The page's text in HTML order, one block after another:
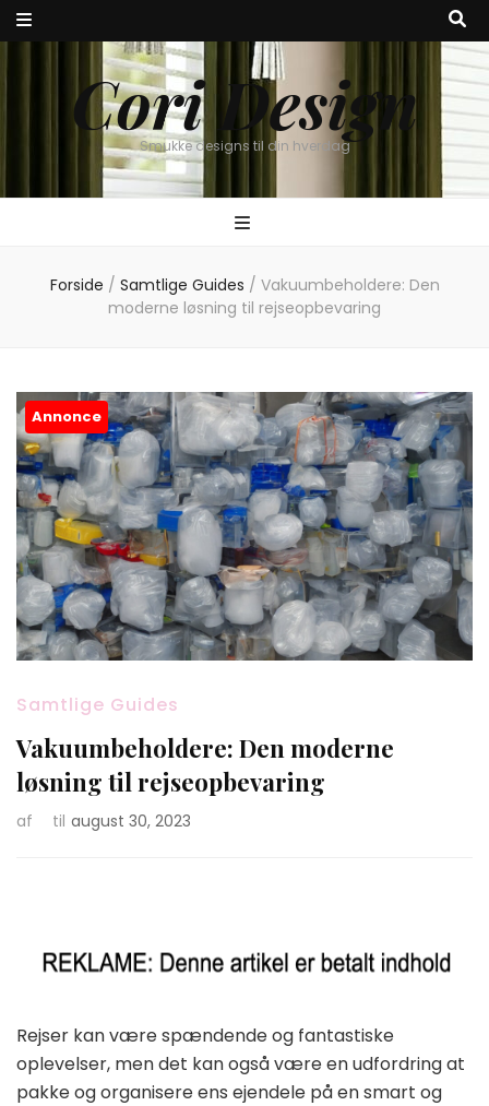
Cori Design
Smukke designs til din hverdag
Forside / Samtlige Guides / Vakuumbeholdere: Den
moderne løsning til rejseopbevaring
Annonce
Samtlige Guides
Vakuumbeholdere: Den moderne
løsning til rejseopbevaring
af til august 30, 2023
Rejser kan være spændende og fantastiske
oplevelser, men det kan også være en udfordring at
pakke og organisere ens ejendele på en smart og